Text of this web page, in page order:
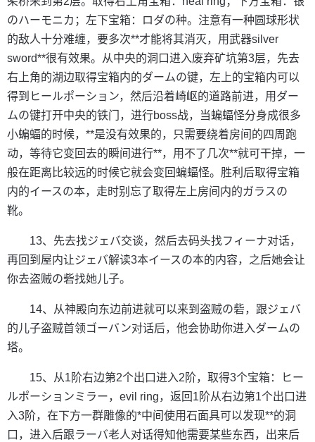
のハーモニカ；左下宝箱：ロダの种。注意有一种圆球形状
的敌人十分难缠，要多次**才能将其消灭，用武器silver
sword**很有效果。从中央的洞口进入废弃矿坑第3层，先去
右上角的湖边取得宝箱内的ダームの键，左上的宝箱内可以
得到ヒールポーション，然后沿着崎岖的道路前进，用ダー
ムの键打开中央的铁门，进行boss战，当蝙蝠怪分身成很多
小蝙蝠的时候，**是没有效果的，只需要绕着房间的四周跑
动，等待它变回去的瞬间进行**，用不了几次**就可干掉，一
般在距离比较远的时候它就会变回蝙蝠怪。胜利后取得宝箱
内的イースの本，走时别忘了取得左上房间内的ガラスの
靴。
13、先去找ジェバ交谈，然后去码头找フィーナ对话，
再回到屋内让ジェバ解读3本イースの本的内容，之后她会让
你去盗贼の砦找她儿子。
14、从神殿向东边前进就可以来到盗贼の砦，跟ジェバ
的儿子盗贼首领ゴーバン对话后，他会协助你进入ダームの
塔。
15、从1阶右边第2个出口进入2阶，取得3个宝箱：ヒー
ルポーションミラー，evil ring，返回1阶从右边第1个出口进
入3阶，在下方一群雕像的*中间使用石面具可以发现**的洞
口，进入后跟ラーバ老人对话得知他需要某些东西，出来后